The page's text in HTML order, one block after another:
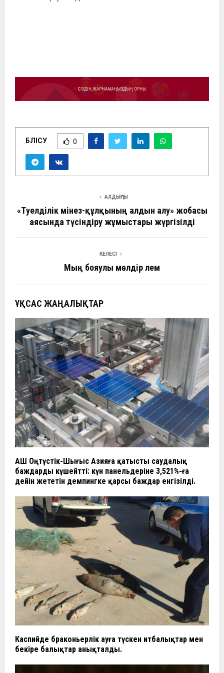
БӨЛІСУ 0
АЛДЫҢҒЫ
«Тәуелділік мінез-құлқының алдын алу» жобасы
аясында түсіндіру жұмыстары жүргізілді
КЕЛЕСІ
Мың бояулы мөлдір әлем
ҰҚСАС ЖАҢАЛЫҚТАР
АҚШ Оңтүстік-Шығыс Азияға қатысты саудалық
баждарды күшейтті: күн панельдеріне 3,521%-ға
дейін жететін демпингке қарсы баждар енгізілді.
Каспийде браконьерлік ауға түскен итбалықтар мен
бекіре балықтар анықталды.